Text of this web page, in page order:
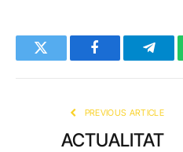
Twitter Facebook
PREVIOUS ARTICLE
ACTUALITAT